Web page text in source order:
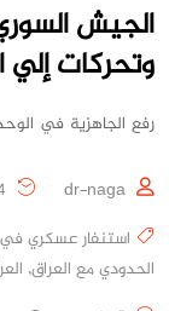
الجيش
وتحركات إلي
رفع الجاهزية في
dr-naga
استنفار عسكري
الحدودي مع العراق,